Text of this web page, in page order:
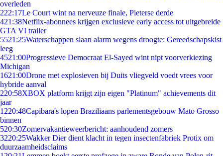
overleden
222:17Le Court wint na nerveuze finale, Pieterse derde
421:38Netflix-abonnees krijgen exclusieve early access tot uitgebreide
GTA VI trailer
5521:25Waterschappen slaan alarm wegens droogte: Gereedschapskist
leeg
4521:00Progressieve Democraat El-Sayed wint nipt voorverkiezing
Michigan
1621:00Drone met explosieven bij Duits vliegveld voedt vrees voor
hybride aanval
220:58XBOX platform krijgt zijn eigen "Platinum" achievements dit
jaar
1220:48Capibara's lopen Braziliaans parlementsgebouw Mato Grosso
binnen
520:30Zomervakantieweerbericht: aanhoudend zomers
3220:25Wakker Dier dient klacht in tegen insectenfabriek Protix om
duurzaamheidsclaims